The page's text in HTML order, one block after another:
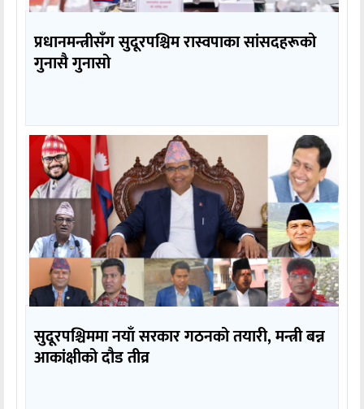
प्रधानमन्त्रीसँग सुदूरपश्चिम रास्वपाका सांसदहरूको
गुनासै गुनासो
सुदूरपश्चिममा नयाँ सरकार गठनको तयारी, मन्त्री बन्न
आकांक्षीको दौड तीव्र